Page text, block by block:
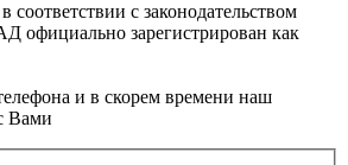
с законодательством
официально зарегистрирован как
и в скорем времени наш
Вами